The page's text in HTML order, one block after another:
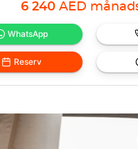
6 240 AED
WhatsApp
Reserv